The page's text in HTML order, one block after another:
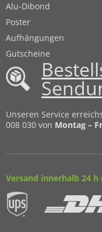
Alu-Dibond
Poster
Aufhängungen
Gutscheine
Unseren Service
008 030 von Montag –
Versand innerhalb 24 h